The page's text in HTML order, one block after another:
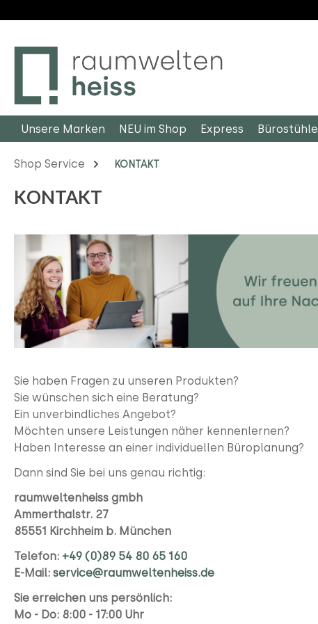
Unsere Marken NEU im Shop Express Bürostühle
Shop Service KONTAKT
KONTAKT
Sie haben Fragen zu unseren Produkten?
Sie wünschen sich eine Beratung?
Ein unverbindliches Angebot?
Möchten unsere Leistungen näher kennenlernen?
Haben Interesse an einer individuellen Büroplanung?
Dann sind Sie bei uns genau richtig:
raumweltenheiss gmbh
Ammerthalstr. 27
85551 Kirchheim b. München
Telefon: +49 (0)89 54 80 65 160
E-Mail: service@raumweltenheiss.de
Sie erreichen uns persönlich:
Mo - Do: 8:00 - 17:00 Uhr